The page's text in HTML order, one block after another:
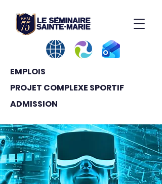
EMPLOIS
PROJET COMPLEXE SPORTIF
ADMISSION